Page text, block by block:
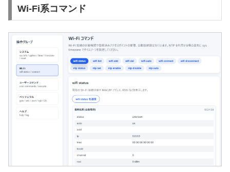
Wi-Fi系コマンド